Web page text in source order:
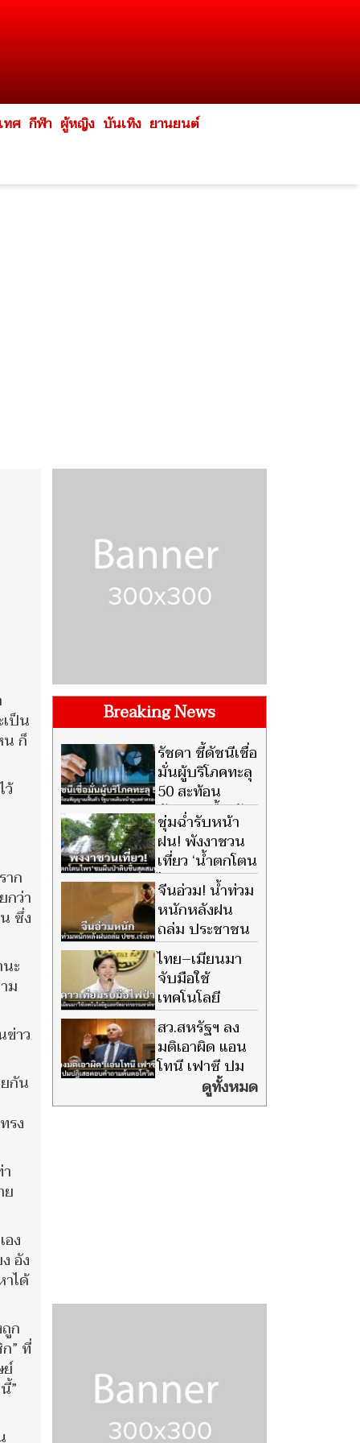
ทศ กีฬา ผู้หญิง บันเทิง ยานยนต์
ป็น
น ก็
ว้
าก
กว่า
ซึ่ง
ะ
ม
าว
กัน
รง
ง
อัง
ได้
ก
” ที่
ย์
”
Breaking News
รัชดา ชี้ดัชนีเชื่อ
มั่นผู้บริโภคทะลุ
50 สะท้อน
สัญญาณฟื้นตัว
รัฐบาลเดินหน้าดูแลค่าครองชีพ
ชุ่มฉ่ำรับหน้า
ฝน! พังงาชวน
เที่ยว ‘น้ำตกโตน
ไพร’ ชมผืน
ป่าดิบชื้นสุดสมบูรณ์จีนอ่วม! น้ำท่วม
หนักหลังฝน
ถล่ม ประชาชน
เร่งอพยพ ถนน-
สะพานเสียหาย ไทย–เมียนมา
จับมือใช้
เทคโนโลยี
ดาวเทียม
GISTDA รับมือไฟป่า-น้ำท่วม
ชายแดน
สว.สหรัฐฯ ลง
มติเอาผิด แอน
โทนี เฟาซี ปม
ปฏิเสธตอบ
คำถามต้นตอโควิด
ดูทั้งหมด